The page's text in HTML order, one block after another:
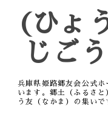
(ひょ
じご
兵庫県姫路郷友会公式
います。郷土（ふるさ
う友（なかま）の集い